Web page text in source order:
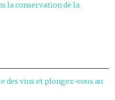
la conservation de la
des vins et plongez-vous au